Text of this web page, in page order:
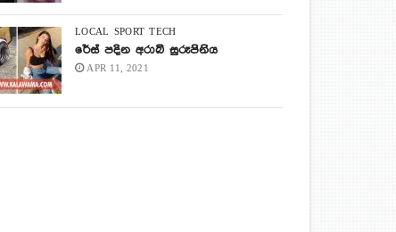
LOCAL SPORT TECH
රේස් පදින අරාබි සුරූපිනිය
APR 11, 2021